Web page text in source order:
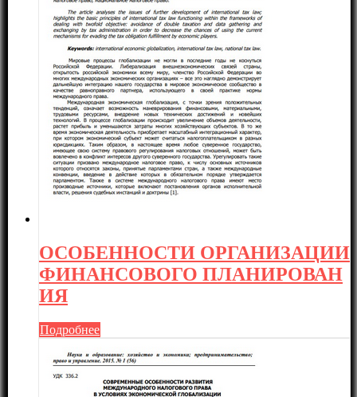
ОСОБЕННОСТИ ОРГАНИЗАЦИИ
ФИНАНСОВОГО ПЛАНИРОВАН
ИЯ
Подробнее